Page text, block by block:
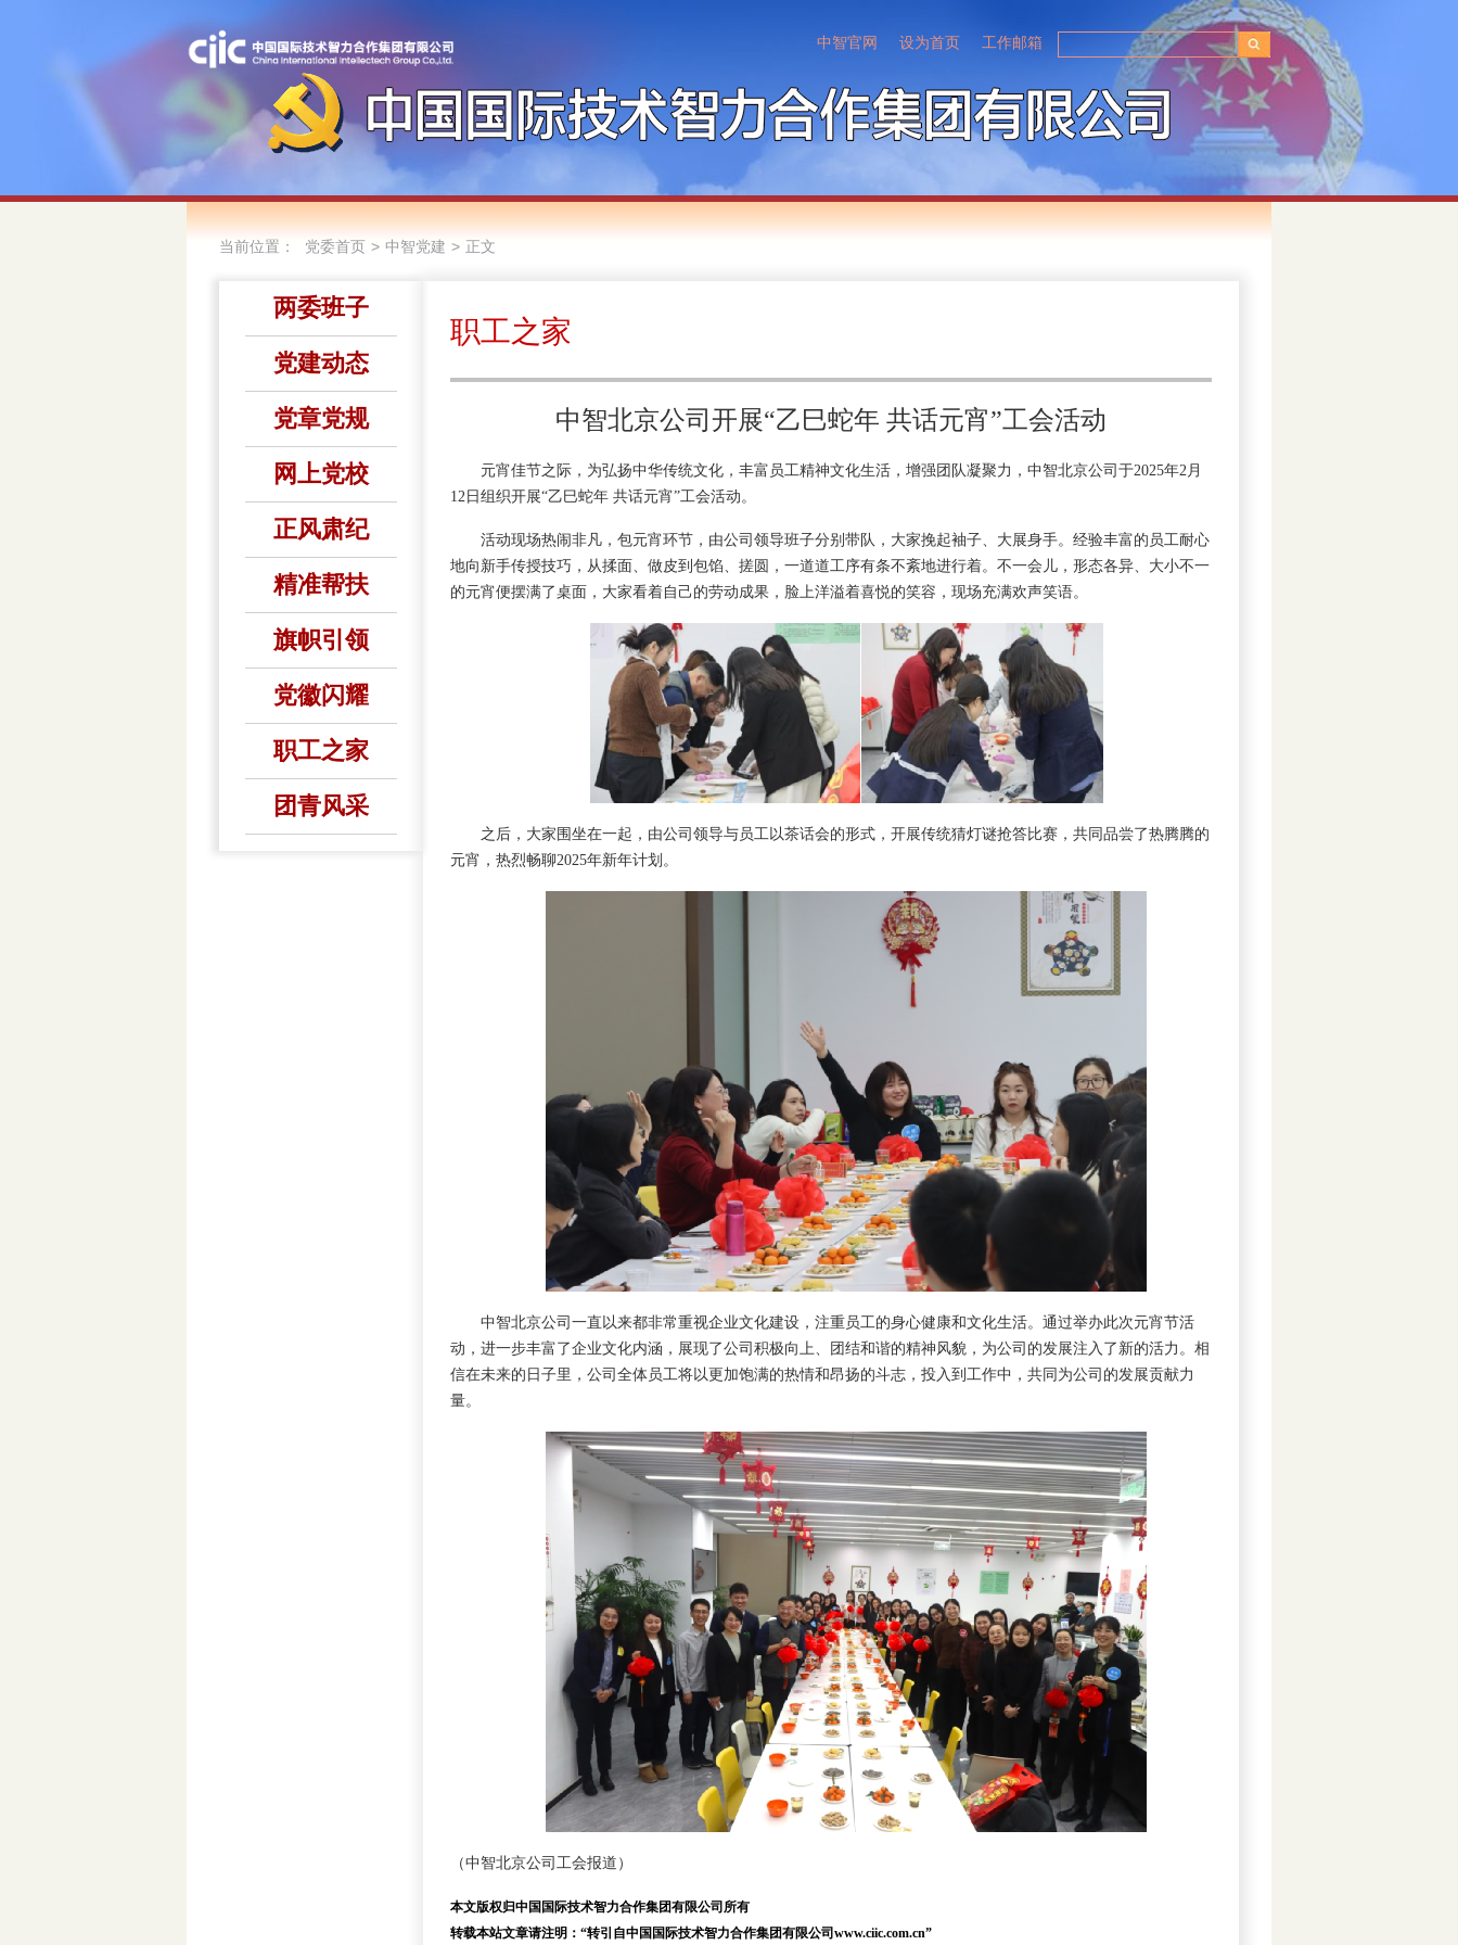
中智官网 设为首页 工作邮箱
当前位置： 党委首页 > 中智党建 > 正文
两委班子
党建动态
党章党规
网上党校
正风肃纪
精准帮扶
旗帜引领
党徽闪耀
职工之家
团青风采
职工之家
中智北京公司开展“乙巳蛇年 共话元宵”工会活动
元宵佳节之际，为弘扬中华传统文化，丰富员工精神文化生活，增强团队凝聚力，中智北京公司于2025年2月
12日组织开展“乙巳蛇年 共话元宵”工会活动。
活动现场热闹非凡，包元宵环节，由公司领导班子分别带队，大家挽起袖子、大展身手。经验丰富的员工耐心
地向新手传授技巧，从揉面、做皮到包馅、搓圆，一道道工序有条不紊地进行着。不一会儿，形态各异、大小不一
的元宵便摆满了桌面，大家看着自己的劳动成果，脸上洋溢着喜悦的笑容，现场充满欢声笑语。
之后，大家围坐在一起，由公司领导与员工以茶话会的形式，开展传统猜灯谜抢答比赛，共同品尝了热腾腾的
元宵，热烈畅聊2025年新年计划。
中智北京公司一直以来都非常重视企业文化建设，注重员工的身心健康和文化生活。通过举办此次元宵节活
动，进一步丰富了企业文化内涵，展现了公司积极向上、团结和谐的精神风貌，为公司的发展注入了新的活力。相
信在未来的日子里，公司全体员工将以更加饱满的热情和昂扬的斗志，投入到工作中，共同为公司的发展贡献力
量。
（中智北京公司工会报道）
本文版权归中国国际技术智力合作集团有限公司所有
转载本站文章请注明：“转引自中国国际技术智力合作集团有限公司www.ciic.com.cn”